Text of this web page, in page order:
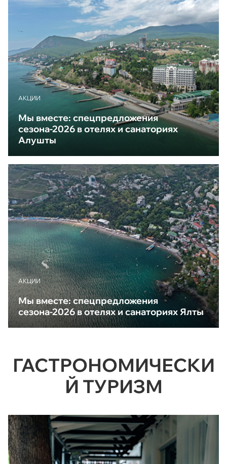
АКЦИИ
Мы вместе: спецпредложения
сезона-2026 в отелях и санаториях
Алушты
АКЦИИ
Мы вместе: спецпредложения
сезона-2026 в отелях и санаториях Ялты
ГАСТРОНОМИЧЕСКИ
Й ТУРИЗМ